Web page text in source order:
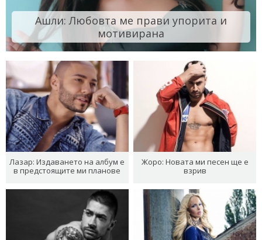
Ашли: Любовта ме прави упорита и
мотивирана
Лазар: Издаването на албум е
в предстоящите ми планове
Жоро: Новата ми песен ще е
взрив